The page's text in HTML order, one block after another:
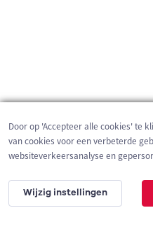
200 m
Door op 'Accepteer alle cookies' te
van cookies voor een verbeterde
websiteverkeersanalyse en
Wijzig instellingen